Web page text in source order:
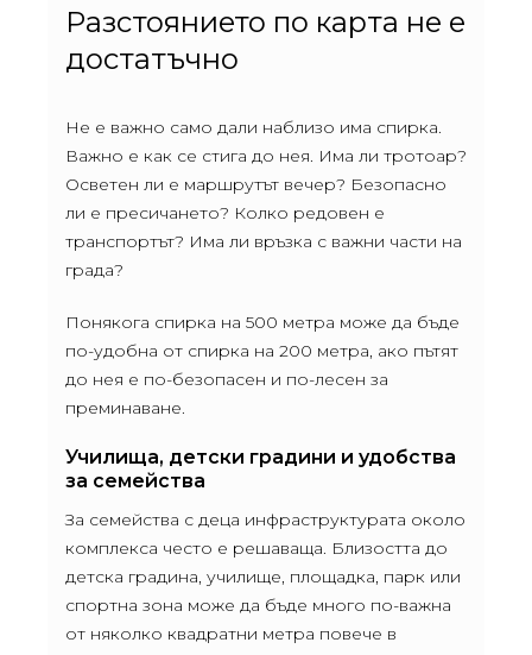
Разстоянието по карта не е
достатъчно
Не е важно само дали наблизо има спирка.
Важно е как се стига до нея. Има ли тротоар?
Осветен ли е маршрутът вечер? Безопасно
ли е пресичането? Колко редовен е
транспортът? Има ли връзка с важни части на
града?
Понякога спирка на 500 метра може да бъде
по-удобна от спирка на 200 метра, ако пътят
до нея е по-безопасен и по-лесен за
преминаване.
Училища, детски градини и удобства
за семейства
За семейства с деца инфраструктурата около
комплекса често е решаваща. Близостта до
детска градина, училище, площадка, парк или
спортна зона може да бъде много по-важна
от няколко квадратни метра повече в